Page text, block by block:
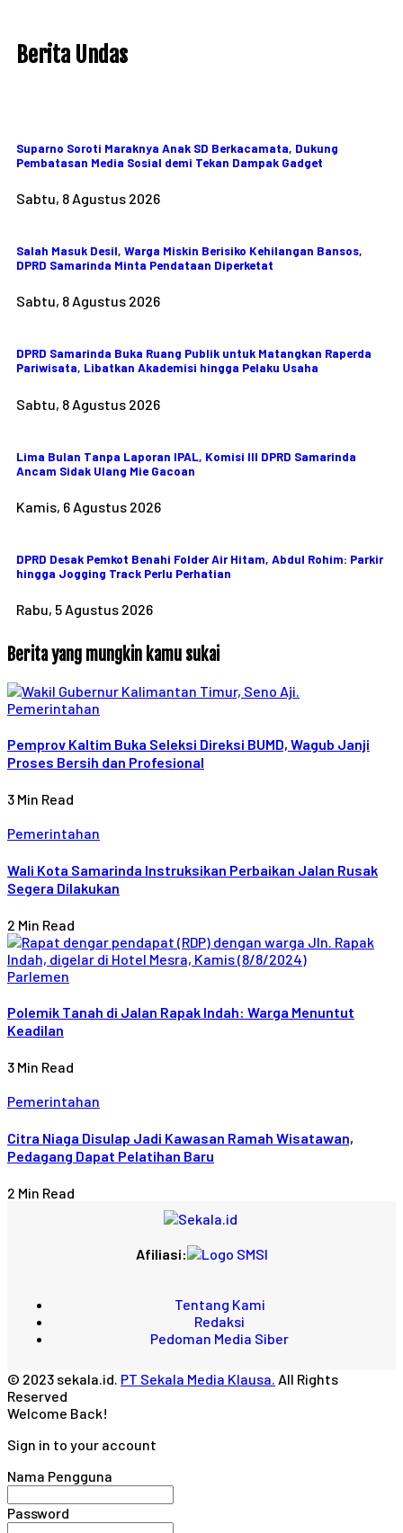
Berita Undas
Suparno Soroti Maraknya Anak SD Berkacamata, Dukung
Pembatasan Media Sosial demi Tekan Dampak Gadget
Sabtu, 8 Agustus 2026
Salah Masuk Desil, Warga Miskin Berisiko Kehilangan Bansos,
DPRD Samarinda Minta Pendataan Diperketat
Sabtu, 8 Agustus 2026
DPRD Samarinda Buka Ruang Publik untuk Matangkan Raperda
Pariwisata, Libatkan Akademisi hingga Pelaku Usaha
Sabtu, 8 Agustus 2026
Lima Bulan Tanpa Laporan IPAL, Komisi III DPRD Samarinda
Ancam Sidak Ulang Mie Gacoan
Kamis, 6 Agustus 2026
DPRD Desak Pemkot Benahi Folder Air Hitam, Abdul Rohim: Parkir
hingga Jogging Track Perlu Perhatian
Rabu, 5 Agustus 2026
Berita yang mungkin kamu sukai
Pemerintahan
Pemprov Kaltim Buka Seleksi Direksi BUMD, Wagub Janji
Proses Bersih dan Profesional
3 Min Read
Pemerintahan
Wali Kota Samarinda Instruksikan Perbaikan Jalan Rusak
Segera Dilakukan
2 Min Read
Parlemen
Polemik Tanah di Jalan Rapak Indah: Warga Menuntut
Keadilan
3 Min Read
Pemerintahan
Citra Niaga Disulap Jadi Kawasan Ramah Wisatawan,
Pedagang Dapat Pelatihan Baru
2 Min Read
Afiliasi:
Tentang Kami
Redaksi
Pedoman Media Siber
© 2023 sekala.id. PT Sekala Media Klausa. All Rights
Reserved
Welcome Back!
Sign in to your account
Nama Pengguna
Password